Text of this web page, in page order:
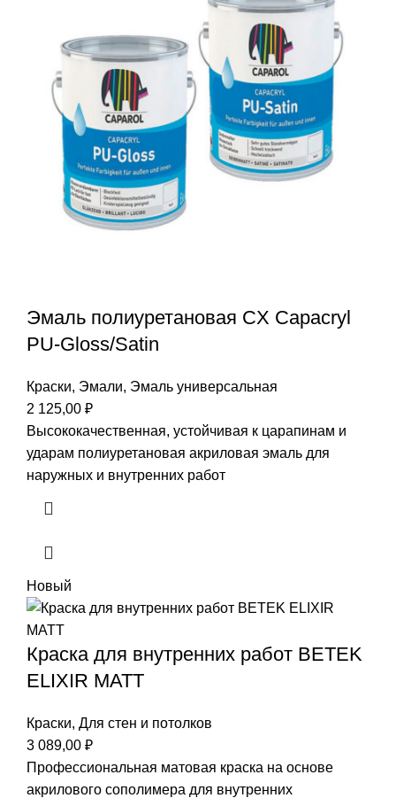
Эмаль полиуретановая CX Capacryl
PU-Gloss/Satin
Краски, Эмали, Эмаль универсальная
2 125,00 ₽
Высококачественная, устойчивая к царапинам и
ударам полиуретановая акриловая эмаль для
наружных и внутренних работ
Новый
Краска для внутренних работ BETEK
ELIXIR MATT
Краски, Для стен и потолков
3 089,00 ₽
Профессиональная матовая краска на основе
акрилового сополимера для внутренних